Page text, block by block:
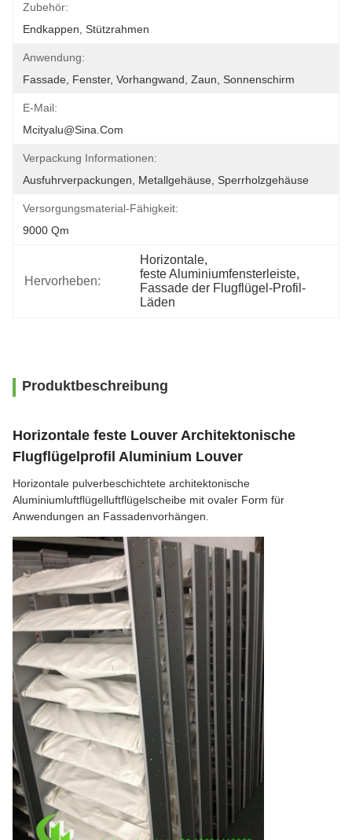
Zubehör:
Endkappen, Stützrahmen
Anwendung:
Fassade, Fenster, Vorhangwand, Zaun, Sonnenschirm
E-Mail:
Mcityalu@sina.com
Verpackung Informationen:
Ausfuhrverpackungen, Metallgehäuse, Sperrholzgehäuse
Versorgungsmaterial-Fähigkeit:
9000 Qm
Hervorheben:
Horizontale,
feste Aluminiumfensterleiste,
Fassade der Flugflügel-Profil-
Läden
Produktbeschreibung
Horizontale feste Louver Architektonische
Flugflügelprofil Aluminium Louver
Horizontale pulverbeschichtete architektonische
Aluminiumluftflügelluftflügelscheibe mit ovaler Form für
Anwendungen an Fassadenvorhängen.